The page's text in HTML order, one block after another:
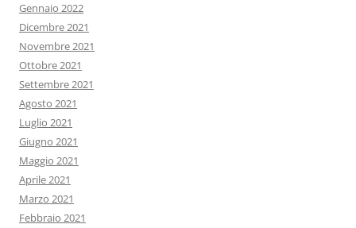
Gennaio 2022
Dicembre 2021
Novembre 2021
Ottobre 2021
Settembre 2021
Agosto 2021
Luglio 2021
Giugno 2021
Maggio 2021
Aprile 2021
Marzo 2021
Febbraio 2021